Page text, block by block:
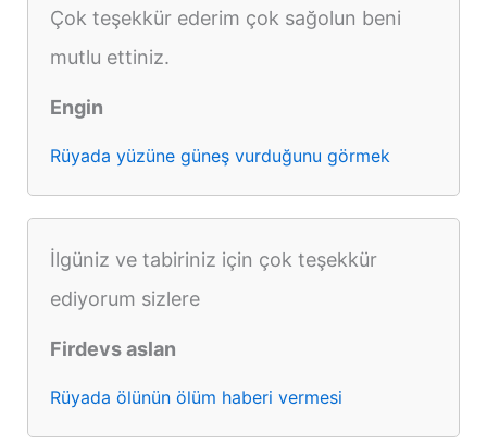
Çok teşekkür ederim çok sağolun beni
mutlu ettiniz.
Engin
Rüyada yüzüne güneş vurduğunu görmek
İlgüniz ve tabiriniz için çok teşekkür
ediyorum sizlere
Firdevs aslan
Rüyada ölünün ölüm haberi vermesi